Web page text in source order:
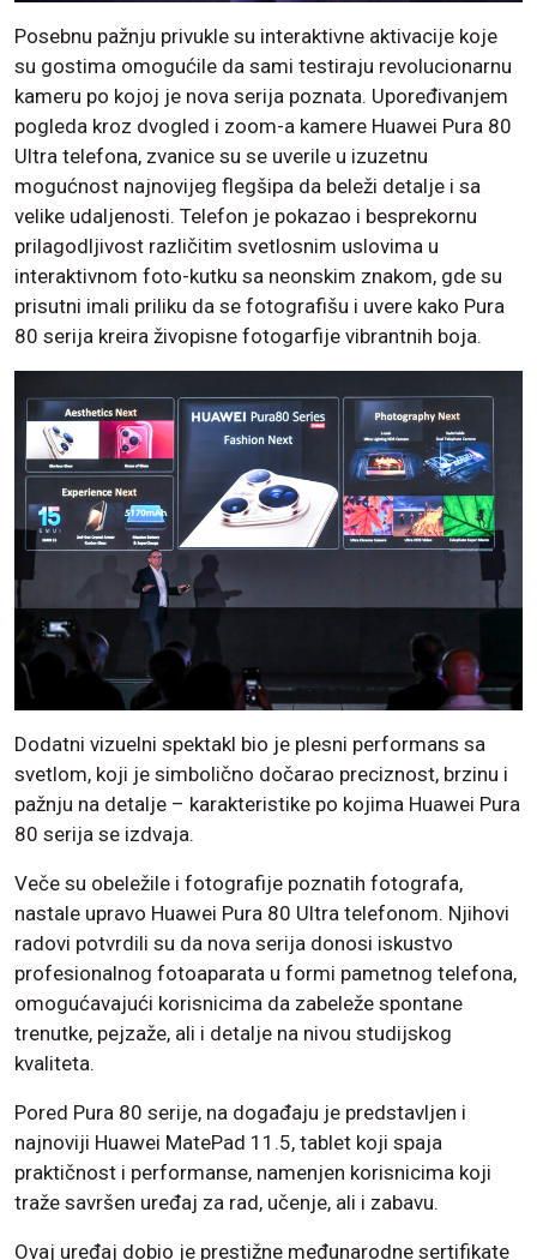
Posebnu pažnju privukle su interaktivne aktivacije koje
su gostima omogućile da sami testiraju revolucionarnu
kameru po kojoj je nova serija poznata. Upoređivanjem
pogleda kroz dvogled i zoom-a kamere Huawei Pura 80
Ultra telefona, zvanice su se uverile u izuzetnu
mogućnost najnovijeg flegšipa da beleži detalje i sa
velike udaljenosti. Telefon je pokazao i besprekornu
prilagodljivost različitim svetlosnim uslovima u
interaktivnom foto-kutku sa neonskim znakom, gde su
prisutni imali priliku da se fotografišu i uvere kako Pura
80 serija kreira živopisne fotogarfije vibrantnih boja.
Dodatni vizuelni spektakl bio je plesni performans sa
svetlom, koji je simbolično dočarao preciznost, brzinu i
pažnju na detalje – karakteristike po kojima Huawei Pura
80 serija se izdvaja.
Veče su obeležile i fotografije poznatih fotografa,
nastale upravo Huawei Pura 80 Ultra telefonom. Njihovi
radovi potvrdili su da nova serija donosi iskustvo
profesionalnog fotoaparata u formi pametnog telefona,
omogućavajući korisnicima da zabeleže spontane
trenutke, pejzaže, ali i detalje na nivou studijskog
kvaliteta.
Pored Pura 80 serije, na događaju je predstavljen i
najnoviji Huawei MatePad 11.5, tablet koji spaja
praktičnost i performanse, namenjen korisnicima koji
traže savršen uređaj za rad, učenje, ali i zabavu.
Ovaj uređaj dobio je prestižne međunarodne sertifikate